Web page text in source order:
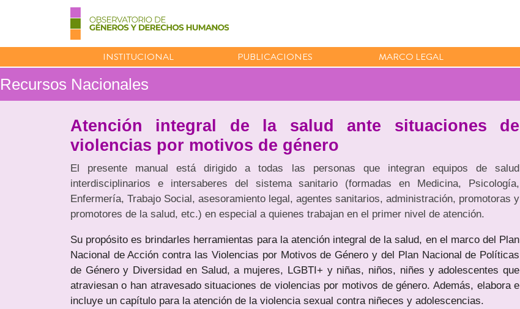
INSTITUCIONAL PUBLICACIONES MARCO LEGAL
Recursos Nacionales
Atención integral de la salud ante situaciones de
violencias por motivos de género
El presente manual está dirigido a todas las personas que integran equipos de salud
interdisciplinarios e intersaberes del sistema sanitario (formadas en Medicina, Psicología,
Enfermería, Trabajo Social, asesoramiento legal, agentes sanitarios, administración, promotoras y
promotores de la salud, etc.) en especial a quienes trabajan en el primer nivel de atención.
Su propósito es brindarles herramientas para la atención integral de la salud, en el marco del Plan
Nacional de Acción contra las Violencias por Motivos de Género y del Plan Nacional de Políticas
de Género y Diversidad en Salud, a mujeres, LGBTI+ y niñas, niños, niñes y adolescentes que
atraviesan o han atravesado situaciones de violencias por motivos de género. Además, elabora e
incluye un capítulo para la atención de la violencia sexual contra niñeces y adolescencias.